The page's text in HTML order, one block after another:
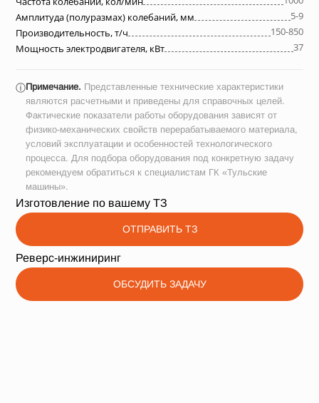
Амплитуда (полуразмах) колебаний, мм
5-9
Производительность, т/ч
150-850
Мощность электродвигателя, кВт
37
ⓘПримечание. Представленные технические характеристики
являются расчетными и приведены для справочных целей.
Фактические показатели работы оборудования зависят от
физико-механических свойств перерабатываемого материала,
условий эксплуатации и особенностей технологического
процесса. Для подбора оборудования под конкретную задачу
рекомендуем обратиться к специалистам ГК «Тульские
машины».
Изготовление по вашему ТЗ
ОТПРАВИТЬ ТЗ
Реверс-инжиниринг
ОБСУДИТЬ ЗАДАЧУ